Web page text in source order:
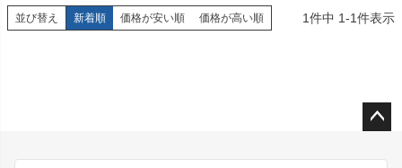
並び替え 新着順 価格が安い順 価格が高い順 1件中 1-1件表示
ジト